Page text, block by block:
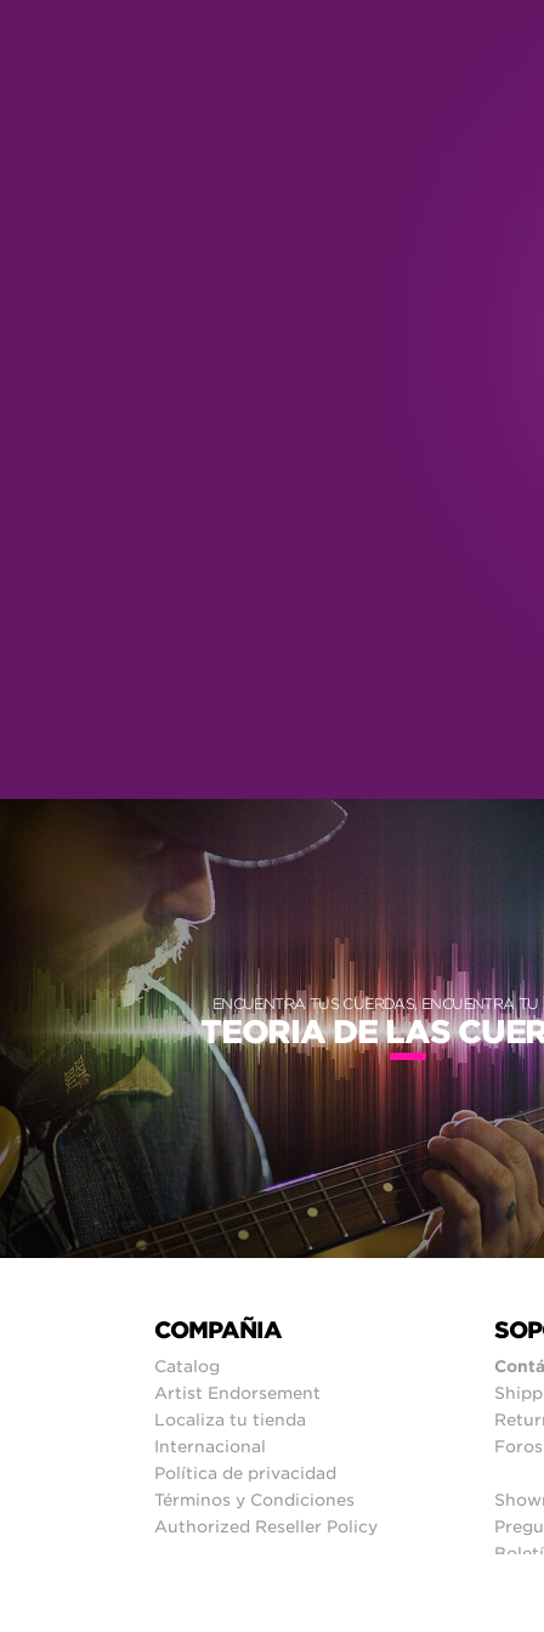
ENCUENTRA TUS CUERDAS, ENCUENTRA
TEORIA DE LAS
COMPAÑIA
Catalog
Artist Endorsement
Localiza tu tienda
Internacional
Política de privacidad
Términos y Condiciones
Authorized Reseller Policy
Foros